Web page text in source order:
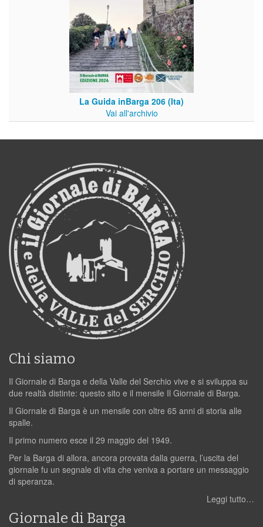
La Guida inBarga 206 (Ita)
Vai all'archivio
Chi siamo
Il Giornale di Barga e della Valle del Serchio vive e si sviluppa su
due realtà distinte: questo sito e il mensile Il Giornale di Barga.
Il Giornale di Barga è un mensile con oltre 65 anni di storia alle
spalle.
Il primo numero esce il 29 maggio del 1949.
Per la Barga di allora, ancora provata dalla guerra, l’uscita del
giornale fu un segnale di vita che veniva a portare un messaggio
di speranza.
Leggi tutto…
Giornale di Barga